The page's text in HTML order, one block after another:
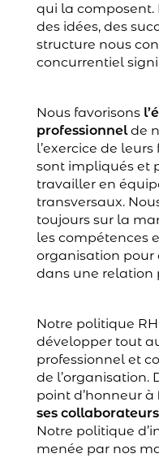
qui la composent.
des idées, des
structure nous
concurrentiel
Nous favorisons
professionnelde
l’exercice de
sont impliqués et
travailler en
transversaux.
toujours sur la
les compétences
organisation pour
dans une relation
Notre politique
développer tout
professionnel et
de l’organisation.
point d’honneur à
ses collaborateurs
Notre politique
menée par nos